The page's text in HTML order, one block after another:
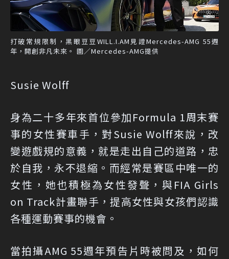
打破常規限制，黑眼豆豆WILL.I.AM見證Mercedes-AMG 55週
年，開創非凡未來。 圖／Mercedes-AMG提供
Susie Wolff
身為二十多年來首位參加Formula 1周末賽
事的女性賽車手，對Susie Wolff來說，改
變遊戲規的意義，就是走出自己的道路，忠
於自我，永不退縮。而經常是賽區中唯一的
女性，她也積極為女性發聲，與FIA Girls
on Track計畫聯手，提高女性與女孩們認識
各種運動賽事的機會。
當拍攝AMG 55週年預告片時被問及，如何